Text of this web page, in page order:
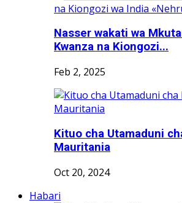
Nasser wakati wa
Kwanza na Kiongozi...
Feb 2, 2025
Kituo cha Utamaduni
Mauritania
Oct 20, 2024
Habari